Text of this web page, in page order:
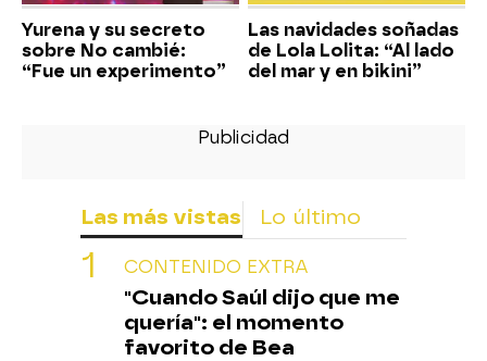
Yurena y su secreto
sobre No cambié:
“Fue un experimento”
Las navidades soñadas
de Lola Lolita: “Al lado
del mar y en bikini”
Las más vistas Lo último
CONTENIDO EXTRA
"Cuando Saúl dijo que me
quería": el momento
favorito de Bea